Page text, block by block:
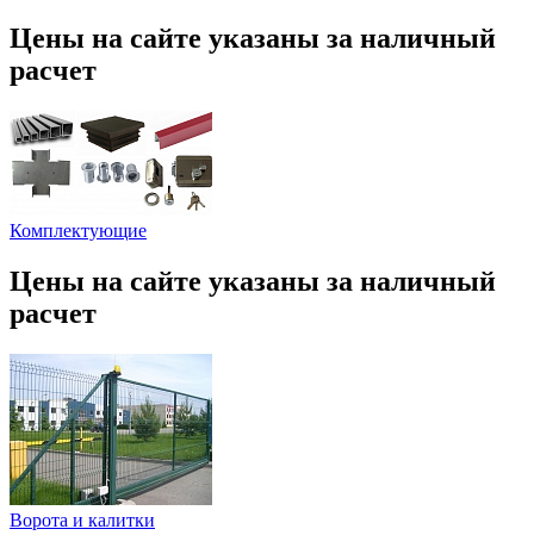
Цены на сайте указаны за наличный
расчет
Комплектующие
Цены на сайте указаны за наличный
расчет
Ворота и калитки